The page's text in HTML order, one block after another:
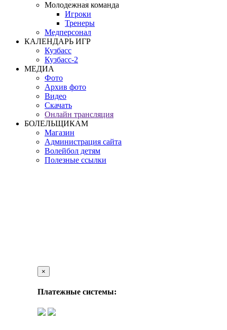
Молодежная команда
Игроки
Тренеры
Медперсонал
КАЛЕНДАРЬ ИГР
Кузбасс
Кузбасс-2
МЕДИА
Фото
Архив фото
Видео
Скачать
Онлайн трансляция
БОЛЕЛЬЩИКАМ
Магазин
Администрация сайта
Волейбол детям
Полезные ссылки
×
Платежные системы: